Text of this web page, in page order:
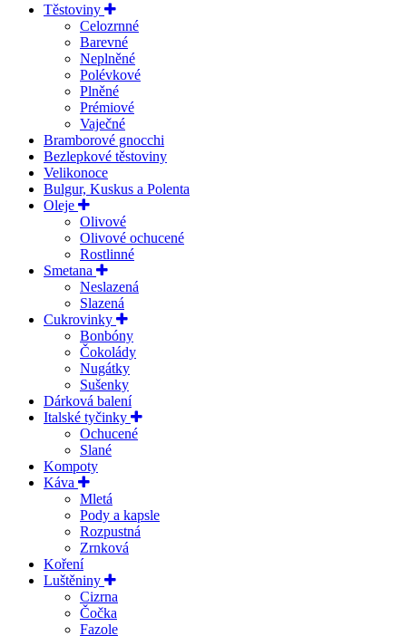
Těstoviny
Celozrnné
Barevné
Neplněné
Polévkové
Plněné
Prémiové
Vaječné
Bramborové gnocchi
Bezlepkové těstoviny
Velikonoce
Bulgur, Kuskus a Polenta
Oleje
Olivové
Olivové ochucené
Rostlinné
Smetana
Neslazená
Slazená
Cukrovinky
Bonbóny
Čokolády
Nugátky
Sušenky
Dárková balení
Italské tyčinky
Ochucené
Slané
Kompoty
Káva
Mletá
Pody a kapsle
Rozpustná
Zrnková
Koření
Luštěniny
Cizrna
Čočka
Fazole